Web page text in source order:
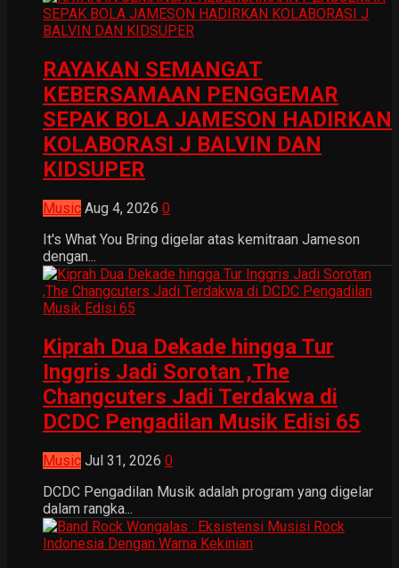
RAYAKAN SEMANGAT
KEBERSAMAAN PENGGEMAR
SEPAK BOLA JAMESON HADIRKAN
KOLABORASI J BALVIN DAN
KIDSUPER
Music Aug 4, 2026 0
It's What You Bring digelar atas kemitraan Jameson
dengan...
Kiprah Dua Dekade hingga Tur
Inggris Jadi Sorotan ,The
Changcuters Jadi Terdakwa di
DCDC Pengadilan Musik Edisi 65
Music Jul 31, 2026 0
DCDC Pengadilan Musik adalah program yang digelar
dalam rangka...